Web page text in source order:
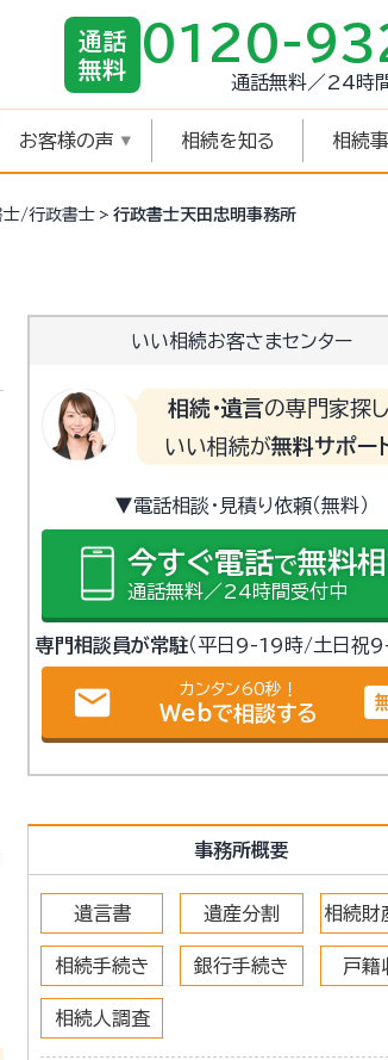
通話
無料
0120-
通話無料／24時
お客様の声 相続を知る 相続
士/行政書士 行政書士天田忠明事務所
いい相続お客さまセンター
相続・遺言の専門家探
いい相続が無料サポー
▼電話相談・見積り依頼（無料）
今すぐ電話で無料
通話無料／24時間受付中
専門相談員が常駐（平日9-19時/土日祝
email カンタン60秒！
Webで相談する
事務所概要
遺言書 遺産分割 相続財
相続手続き 銀行手続き 戸籍
相続人調査